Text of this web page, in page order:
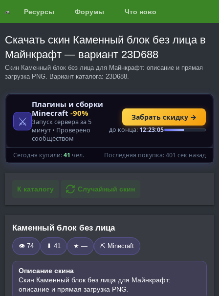
Ресурсы Форумы Что нового?
Скачать скин Каменный блок без лица в
Майнкрафт — вариант 23D688
Скин Каменный блок без лица для Майнкрафт: описание и прямая
загрузка PNG. Вариант каталога: 23D688.
К каталогу Случайный скин
Каменный блок без лица
👁 74 ⬇ 41 ★ — ⛏️ Minecraft
Описание скина
Скин Каменный блок без лица для Майнкрафт:
описание и прямая загрузка PNG.